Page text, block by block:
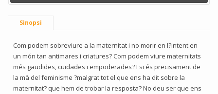
Sinopsi
Com podem sobreviure a la maternitat i no morir en l?intent en
un món tan antimares i criatures? Com podem viure maternitats
més gaudides, cuidades i empoderades? I si és precisament de
la mà del feminisme ?malgrat tot el que ens ha dit sobre la
maternitat? que hem de trobar la resposta? No deu ser que ens